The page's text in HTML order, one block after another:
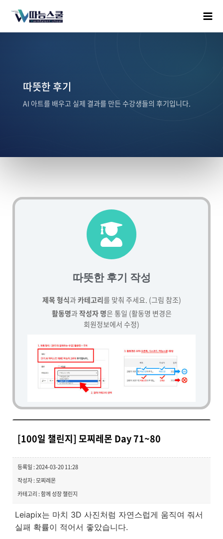
따뜻한 후기
AI 아트를 배우고 실제 결과를 만든 수강생들의 후기입니다.
따뜻한 후기 작성
제목 형식과카테고리를 맞춰 주세요. (그림 참조)
활동명과작성자 명은 통일 (활동명 변경은
회원정보에서 수정)
[100일 챌린지] 모찌레몬 Day 71~80
등록일 : 2024-03-20 11:28
작성자 : 모찌레몬
카테고리 : 함께 성장 챌린지
Leiapix는 마치 3D 사진처럼 자연스럽게 움직여 줘서
실패 확률이 적어서 좋았습니다.